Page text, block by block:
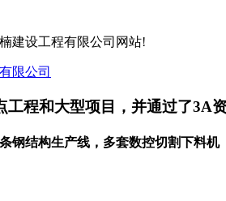
建设工程有限公司网站!
工程和大型项目，并通过了3A
钢结构生产线，多套数控切割下料机